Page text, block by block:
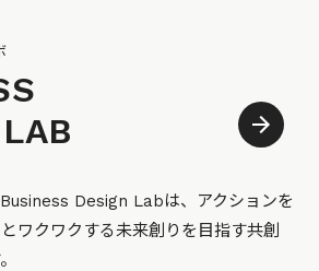
Design Labは、アクションを
ワクワクする未来創りを目指す共創